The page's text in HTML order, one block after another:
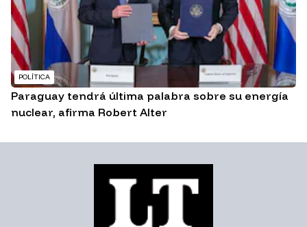
POLÍTICA
Paraguay tendrá última palabra sobre su energía
nuclear, afirma Robert Alter